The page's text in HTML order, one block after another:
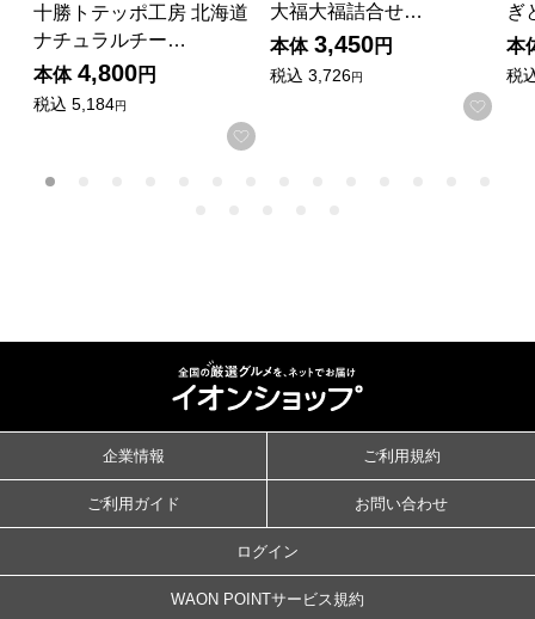
十勝トテッポ工房 北海道
ナチュラルチー…
本体 4,800円
税込 5,184円
お気に入りに登録する
大福大福詰合せ…
本体 3,450円
税込 3,726円
お気
ぎ
本
税
企業情報 ご利用規約
ご利用ガイド お問い合わせ
ログイン
WAON POINTサービス規約